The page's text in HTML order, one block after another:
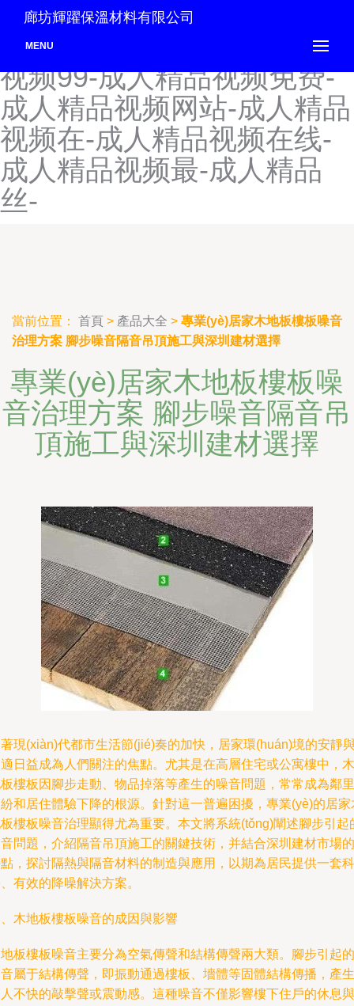
成人精品色站-成人精品社
区-成人精品视频-成人精品
视频99-成人精品视频免费-
成人精品视频网站-成人精品
视频在-成人精品视频在线-
成人精品视频最-成人精品
丝-
廊坊輝躍保溫材料有限公司
MENU
當前位置： 首頁 > 產品大全 > 專業(yè)居家木地板樓板噪音
治理方案 腳步噪音隔音吊頂施工與深圳建材選擇
專業(yè)居家木地板樓板噪
音治理方案 腳步噪音隔音吊
頂施工與深圳建材選擇
現(xiàn)代都市生活節(jié)奏的加快，居家環(huán)境的安靜
日益成為人們關注的焦點。尤其是在高層住宅或公寓樓中，木
樓板因腳步走動、物品掉落等產生的噪音問題，常常成為鄰里
和居住體驗下降的根源。針對這一普遍困擾，專業(yè)的居家
樓板噪音治理顯得尤為重要。本文將系統(tǒng)闡述腳步引起
問題，介紹隔音吊頂施工的關鍵技術，并結合深圳建材市場的
，探討隔熱與隔音材料的制造與應用，以期為居民提供一套科
有效的降噪解決方案。
木地板樓板噪音的成因與影響
板樓板噪音主要分為空氣傳聲和結構傳聲兩大類。腳步引起的
屬于結構傳聲，即振動通過樓板、墻體等固體結構傳播，產生
不快的敲擊聲或震動感。這種噪音不僅影響樓下住戶的休息與